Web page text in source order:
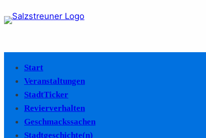
Start
Veranstaltungen
StadtTicker
Revierverhalten
Geschmackssachen
Stadtgeschichte(n)